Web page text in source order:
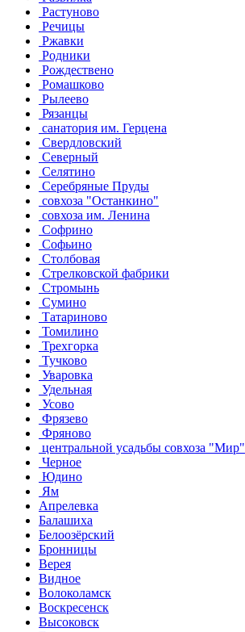
Растуново
Речицы
Ржавки
Родники
Рождествено
Ромашково
Рылеево
Рязанцы
санатория им. Герцена
Свердловский
Северный
Селятино
Серебряные Пруды
совхоза "Останкино"
совхоза им. Ленина
Софрино
Софьино
Столбовая
Стрелковской фабрики
Стромынь
Сумино
Татариново
Томилино
Трехгорка
Тучково
Уваровка
Удельная
Усово
Фрязево
Фряново
центральной усадьбы совхоза "Мир"
Черное
Юдино
Ям
Апрелевка
Балашиха
Белоозёрский
Бронницы
Верея
Видное
Волоколамск
Воскресенск
Высоковск